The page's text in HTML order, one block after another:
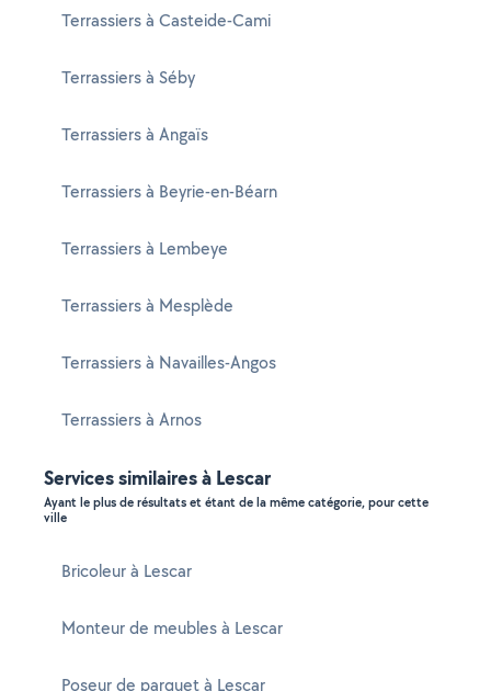
Terrassiers à Casteide-Cami
Terrassiers à Séby
Terrassiers à Angaïs
Terrassiers à Beyrie-en-Béarn
Terrassiers à Lembeye
Terrassiers à Mesplède
Terrassiers à Navailles-Angos
Terrassiers à Arnos
Services similaires à Lescar
Ayant le plus de résultats et étant de la même catégorie, pour cette
ville
Bricoleur à Lescar
Monteur de meubles à Lescar
Poseur de parquet à Lescar